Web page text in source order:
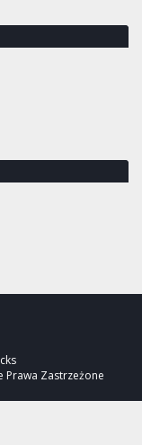
Prawa Zastrzeżone